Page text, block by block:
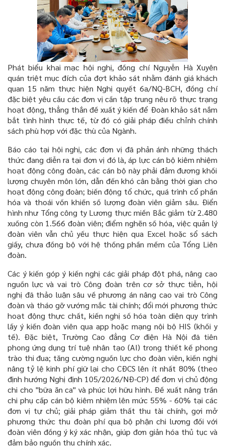
Phát biểu khai mạc hội nghị, đồng chí Nguyễn Hà Xuyên
quán triệt mục đích của đợt khảo sát nhằm đánh giá khách
quan 15 năm thực hiện Nghị quyết 6a/NQ-BCH, đồng chí
đặc biệt yêu cầu các đơn vị cần tập trung nêu rõ thực trạng
hoạt động, thẳng thắn đề xuất ý kiến để Đoàn khảo sát nắm
bắt tình hình thực tế, từ đó có giải pháp điều chỉnh chính
sách phù hợp với đặc thù của Ngành.
Báo cáo tại hội nghị, các đơn vị đã phản ánh những thách
thức đang diễn ra tại đơn vị đó là, áp lực cán bộ kiêm nhiệm
hoạt động công đoàn, các cán bộ này phải đảm đương khối
lượng chuyên môn lớn, dẫn đến khó cân bằng thời gian cho
hoạt động công đoàn; biến động tổ chức, quá trình cổ phần
hóa và thoái vốn khiến số lượng đoàn viên giảm sâu. Điển
hình như Tổng công ty Lương thực miền Bắc giảm từ 2.480
xuống còn 1.566 đoàn viên; điểm nghẽn số hóa, việc quản lý
đoàn viên vẫn chủ yếu thực hiện qua Excel hoặc sổ sách
giấy, chưa đồng bộ với hệ thống phần mềm của Tổng Liên
đoàn.
Các ý kiến góp ý kiến nghị các giải pháp đột phá, nâng cao
nguồn lực và vai trò Công đoàn trên cơ sở thực tiễn, hội
nghị đã thảo luận sâu về phương án nâng cao vai trò Công
đoàn và tháo gỡ vướng mắc tài chính; đổi mới phương thức
hoạt động thực chất, kiến nghị số hóa toàn diện quy trình
lấy ý kiến đoàn viên qua app hoặc mạng nội bộ HIS (khối y
tế). Đặc biệt, Trường Cao đẳng Cơ điện Hà Nội đã tiên
phong ứng dụng trí tuệ nhân tạo (AI) trong thiết kế phong
trào thi đua; tăng cường nguồn lực cho đoàn viên, kiến nghị
nâng tỷ lệ kinh phí giữ lại cho CĐCS lên ít nhất 80% (theo
định hướng Nghị định 105/2026/NĐ-CP) để đơn vị chủ động
chi cho "bữa ăn ca" và phúc lợi hữu hình. Đề xuất nâng trần
chi phụ cấp cán bộ kiêm nhiệm lên mức 55% - 60% tại các
đơn vị tự chủ; giải pháp giảm thất thu tài chính, gợi mở
phương thức thu đoàn phí qua bộ phận chi lương đối với
đoàn viên đồng ý ký xác nhận, giúp đơn giản hóa thủ tục và
đảm bảo nguồn thu chính xác.